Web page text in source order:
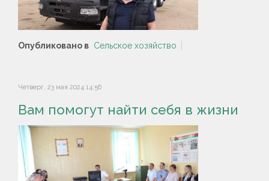
Опубликовано в Сельское хозяйство
Четверг, 23 мая 2024 14:56
Вам помогут найти себя в жизни